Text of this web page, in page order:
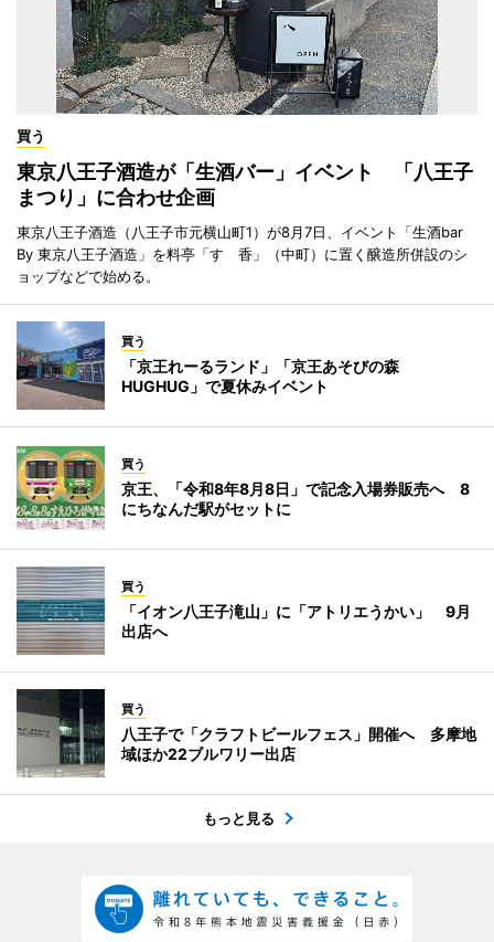
買う
東京八王子酒造が「生酒バー」イベント 「八王子
まつり」に合わせ企画
東京八王子酒造（八王子市元横山町1）が8月7日、イベント「生酒bar
By 東京八王子酒造」を料亭「すゞ香」（中町）に置く醸造所併設のシ
ョップなどで始める。
買う
「京王れーるランド」「京王あそびの森
HUGHUG」で夏休みイベント
買う
京王、「令和8年8月8日」で記念入場券販売へ 8
にちなんだ駅がセットに
買う
「イオン八王子滝山」に「アトリエうかい」 9月
出店へ
買う
八王子で「クラフトビールフェス」開催へ 多摩地
域ほか22ブルワリー出店
もっと見る